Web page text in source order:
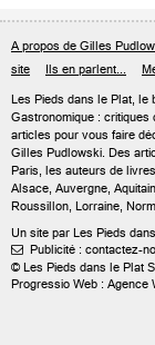
A propos de Gilles
site
Ils en parlent...
Les Pieds dans le Plat, le
Gastronomique :
articles pour vous faire
Gilles Pudlowski. Des
Paris, les auteurs de
Alsace, Auvergne,
Roussillon, Lorraine,
Un site par Les Pieds
 Publicité : contactez-
© Les Pieds dans le Plat
Progressio Web : Agence